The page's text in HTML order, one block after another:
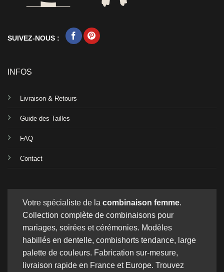
SUIVEZ-NOUS :
INFOS
Livraison & Retours
Guide des Tailles
FAQ
Contact
Votre spécialiste de la combinaison femme.
Collection complète de combinaisons pour
mariages, soirées et cérémonies. Modèles
habillés en dentelle, combishorts tendance, large
palette de couleurs. Fabrication sur-mesure,
livraison rapide en France et Europe. Trouvez